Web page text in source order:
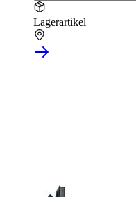
Lagerartikel